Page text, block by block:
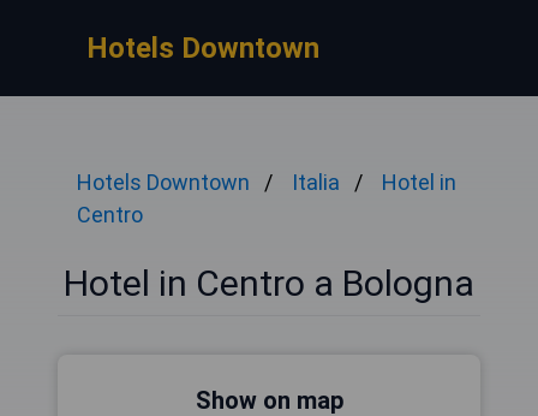
Hotels Downtown
Hotels Downtown Italia
Hotel in
Centro
Hotel in Centro a Bologna
Show on map